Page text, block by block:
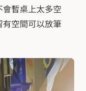
暫桌上太多空
有空間可以放筆